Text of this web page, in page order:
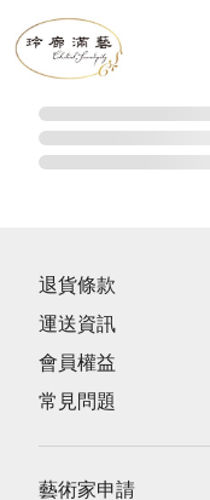
退貨條款
運送資訊
會員權益
常見問題
藝術家申請